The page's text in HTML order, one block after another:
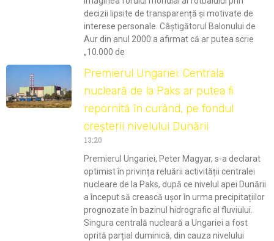
decizii lipsite de transparență și motivate de
interese personale. Câștigătorul Balonului de
Aur din anul 2000 a afirmat că ar putea scrie
„10.000 de
Premierul Ungariei: Centrala
nucleară de la Paks ar putea fi
repornită în curând, pe fondul
creșterii nivelului Dunării
13:20
Premierul Ungariei, Peter Magyar, s-a declarat
optimist în privința reluării activității centralei
nucleare de la Paks, după ce nivelul apei Dunării
a început să crească ușor în urma precipitațiilor
prognozate în bazinul hidrografic al fluviului.
Singura centrală nucleară a Ungariei a fost
oprită parțial duminică, din cauza nivelului